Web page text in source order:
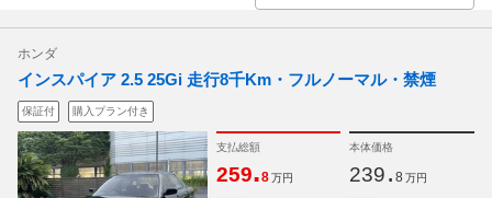
ホンダ
インスパイア 2.5 25Gi 走行8千Km・フルノーマル・禁煙
保証付 購入プラン付き
支払総額
259.8 万円
本体価格
239. 8 万円